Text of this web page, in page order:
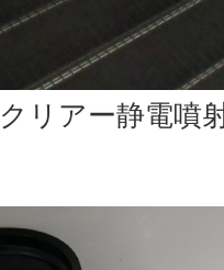
リアー静電噴